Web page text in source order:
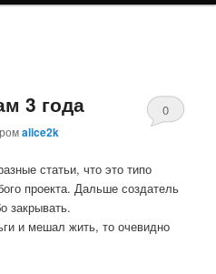
3 года
alice2k
0
статьи, что это типо
проекта. Дальше создатель
закрывать.
и мешал жить, то очевидно